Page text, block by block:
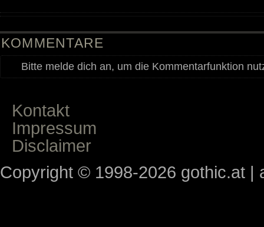
KOMMENTARE
Bitte melde dich an, um die Kommentarfunktion
Kontakt
Impressum
Disclaimer
Copyright © 1998-2026 gothic.at |